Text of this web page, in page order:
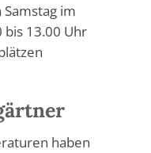
im
bis 13.00 Uhr
haben